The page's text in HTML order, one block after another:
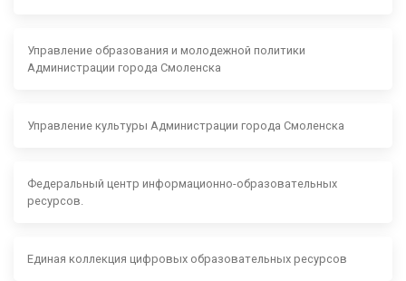
Управление образования и молодежной политики
Администрации города Смоленска
Управление культуры Администрации города Смоленска
Федеральный центр информационно-образовательных
ресурсов.
Единая коллекция цифровых образовательных ресурсов